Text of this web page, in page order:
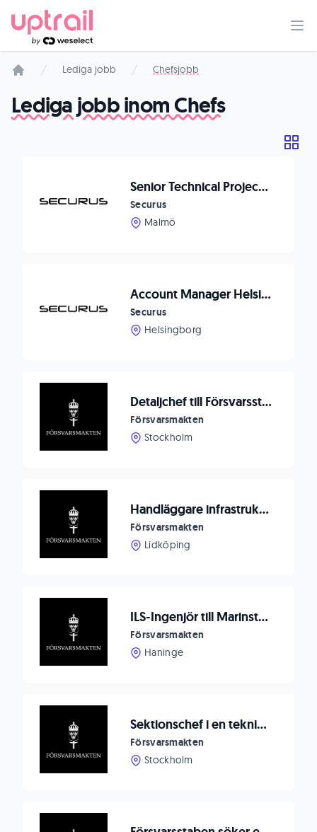
Lediga jobb Chefsjobb
Lediga jobb inom Chefs
Senior Technical Project Manager
Securus
Malmö
Account Manager Helsingborg
Securus
Helsingborg
Detaljchef till Försvarsstaben HR Utlandssektion
Försvarsmakten
Stockholm
Handläggare infrastruktur Såtenäs
Försvarsmakten
Lidköping
ILS-Ingenjör till Marinstaben Muskö / Karlskrona
Försvarsmakten
Haninge
Sektionschef i en teknisk operativ roll
Försvarsmakten
Stockholm